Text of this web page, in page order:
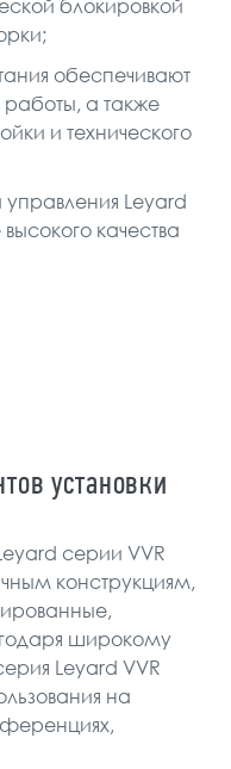
блокировкой
обеспечивают
работы, а также
и технического
Leyard
качества
установки
серии VVR
конструкциям,
широкому
Leyard VVR
на